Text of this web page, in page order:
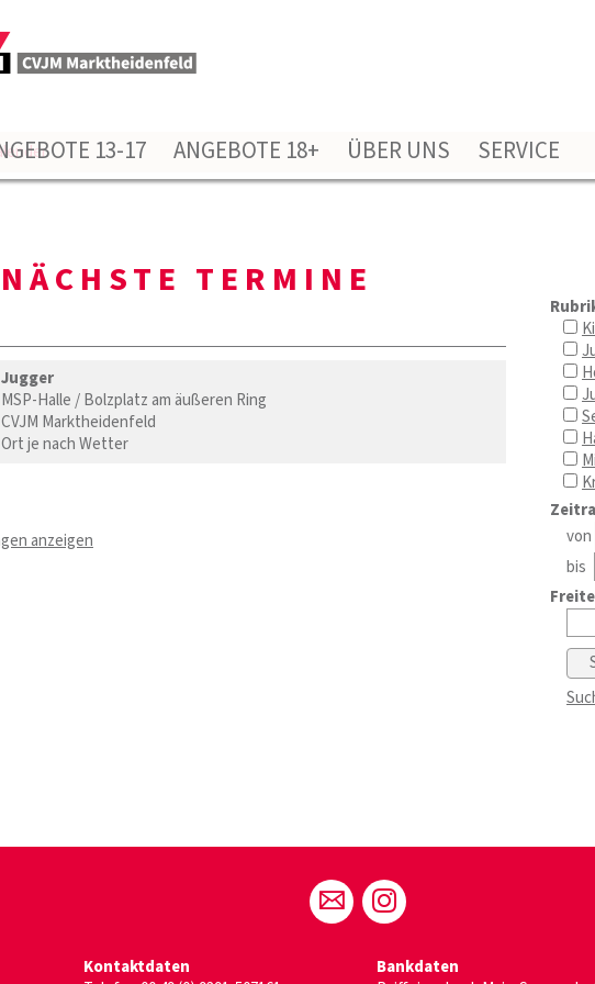
13-17 ANGEBOTE 18+ ÜBER UNS SERVICE
NÄCHSTE TERMINE
von
bis
Jugger
MSP-Halle / Bolzplatz am äußeren Ring
CVJM Marktheidenfeld
Ort je nach Wetter
anzeigen
Kontaktdaten
Bankdaten